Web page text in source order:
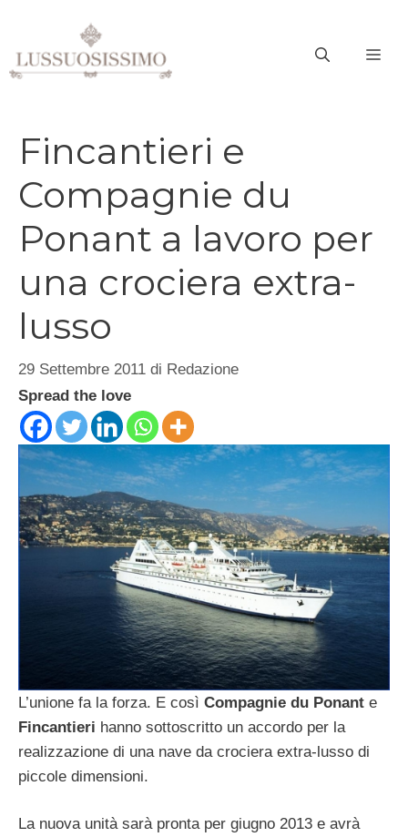
contenuto
Fincantieri e
Compagnie du
Ponant a lavoro per
una crociera extra-
lusso
29 Settembre 2011 di Redazione
Spread the love
L’unione fa la forza. E così Compagnie du Ponant e
Fincantieri hanno sottoscritto un accordo per la
realizzazione di una nave da crociera extra-lusso di
piccole dimensioni.
La nuova unità sarà pronta per giugno 2013 e avrà